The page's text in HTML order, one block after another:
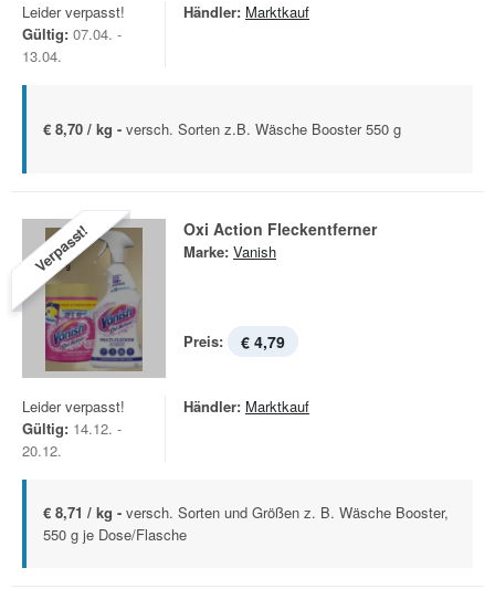
Leider verpasst!
Gültig: 07.04. -
13.04.
Händler: Marktkauf
€ 8,70 / kg - versch. Sorten z.B. Wäsche Booster 550 g
Verpasst! Oxi Action Fleckentferner
Marke: Vanish
Preis: € 4,79
Leider verpasst!
Gültig: 14.12. -
20.12.
Händler: Marktkauf
€ 8,71 / kg - versch. Sorten und Größen z. B. Wäsche Booster,
550 g je Dose/Flasche